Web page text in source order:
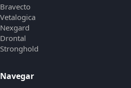
Bravecto
Vetalogica
Nexgard
Drontal
Stronghold
Navegar